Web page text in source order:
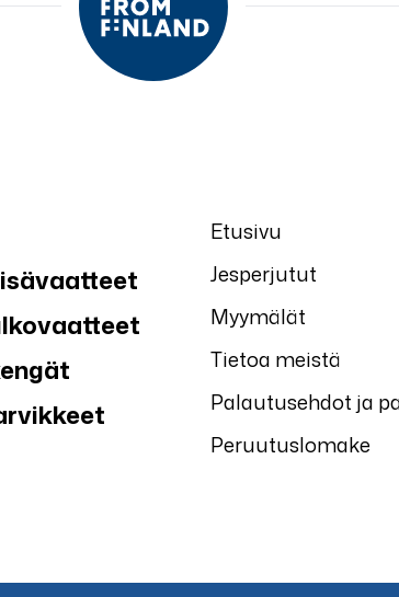
Etusivu
Jesperjutut
Myymälät
Tietoa meistä
Palautusehdot ja
Peruutuslomake